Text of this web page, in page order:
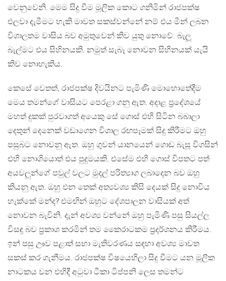
වෙනුවෙනි. මෙම සිදු වීම මූලික කොට ගනිමින් රාජපක්ෂ
එලවා දැමීමට හැකි මාවත සකස්වන්නේ නම් එය මින් ලබන
විශාලතම වාසිය බව අමුතුවෙන් කිව යුතු නොවේ. බැලූ
බැල්මට එය සිහිනයකි. නමුත් සැබෑ නොවන සිහිනයක් යැයි
කිව නොහැකිය.
කෙසේ වෙතත්, රාජපක්ෂ දිවයිනට පැමිණි මොහොතේදීම
මෙය තමන්ගේ වාසියට පෙරළා ගනු ඇත. අදාළ ප්‍රදේශයේ
මහත් දුකක් පුරවාගත් අයෙකු සේ ගොස් එහි සිටින බබාලා
දෙතුන් දෙනෙක් වඩාගෙන විශාල රඟපෑමක් සිදු කිරීමට ඔහු
පසුබට නොවනු ඇත. ඔහු ගුවන් යානයෙන් ගොඩ බැසූ විගසින්
එහි නොගියොත් එය පුදුමයකි. එසේම එහි ගොස් විපතට පත්
අයවලුන්ගේ පවුල් වලට මුදල් පරිත්‍යාග ලබාදෙන බව ඔහු
කියනු ඇත. ඔහු එන තෙක් අත්‍යවශ්‍ය කිසි දෙයක් සිදු නොවිය
හැක්කේ මන්ද? එමඟින් ඔහුට දේශපාලන වාසියක් අත්
නොවන බැවිනි. දැන් අවශ්‍ය වන්නේ ඔහු පැමිණි පසු සියල්ල
විසඳූ බව ප්‍රකාශ කරමින් තම කෛරාටකම ප්‍රදර්ශනය කිරීමය.
ඉන් පසු ඌව පළාත් සභා මැතිවරණය සඳහා අවශ්‍ය මාවත
සකස් කර ගැනීමය. රාජපක්ෂ විෂයෙහිලා සිදු වීමට යන මූලික
නාටකය වන එහිදී අටුවා ටීකා ටිප්පනි ලෙස තමන්ට